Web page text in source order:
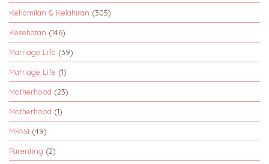
Kehamilan & Kelahiran (305)
Kesehatan (146)
Marriage Life (39)
Marriage Life (1)
Motherhood (23)
Motherhood (1)
MPASI (49)
Parenting (2)